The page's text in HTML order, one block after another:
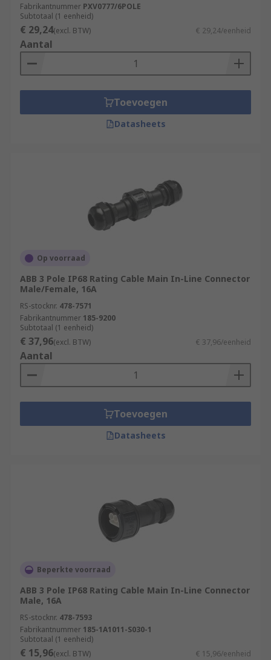
Fabrikantnummer PXV0777/6POLE
Subtotaal (1 eenheid)
€ 29,24(excl. BTW) € 29,24/eenheid
Aantal
Toevoegen
Datasheets
Op voorraad
ABB 3 Pole IP68 Rating Cable Main In-Line Connector
Male/Female, 16A
RS-stocknr. 478-7571
Fabrikantnummer 185-9200
Subtotaal (1 eenheid)
€ 37,96(excl. BTW) € 37,96/eenheid
Aantal
Toevoegen
Datasheets
Beperkte voorraad
ABB 3 Pole IP68 Rating Cable Main In-Line Connector
Male, 16A
RS-stocknr. 478-7593
Fabrikantnummer 185-1A1011-S030-1
Subtotaal (1 eenheid)
€ 15,96(excl. BTW) € 15,96/eenheid